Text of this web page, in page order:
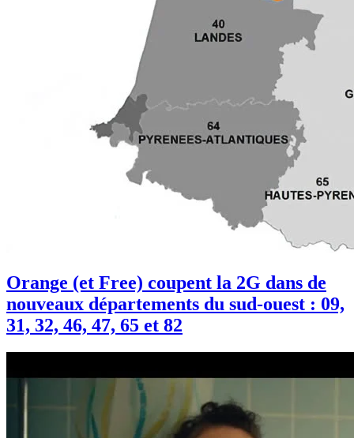
Orange (et Free) coupent la 2G dans de
nouveaux départements du sud-ouest : 09,
31, 32, 46, 47, 65 et 82